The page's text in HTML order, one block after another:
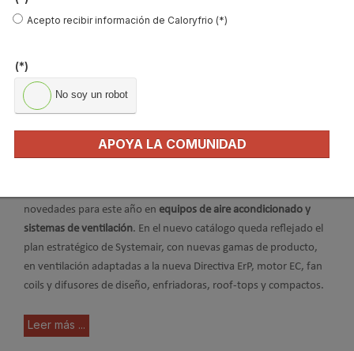
novedades para este año en equipos de aire acondicionado y
sistemas de ventilación. En el nuevo catálogo queda reflejado el
plan estratégico de Systemair, con nuevas gamas de producto,
en ventilación adaptadas a la nueva Directiva ErP, motor EC, fan
coils y difusores de diseño, enfriadoras, roof-tops y compactos.
Leer más ...
Acepto recibir información de Caloryfrio (*)
(*)
No soy un robot
APOYA LA COMUNIDAD